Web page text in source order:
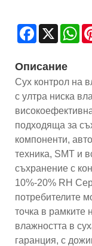
Facebook
X
Описание
Сух контрол на
с ултра ниска
подходяща за
компоненти,
техника, SMT и
съхранение с
10%-20% RH
потребителите
точка в рамките
влажността в
гаранция, с